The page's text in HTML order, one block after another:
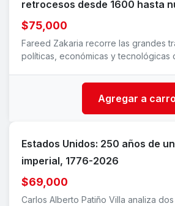
retrocesos desde 1600 hasta
$75,000
Fareed Zakaria recorre las grandes
políticas, económicas y tecnológicas
Agregar a carro
Estados Unidos: 250 años de
imperial, 1776-2026
$69,000
Carlos Alberto Patiño Villa analiza